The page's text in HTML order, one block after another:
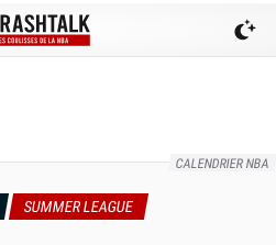
CALENDRIER NBA
SUMMER LEAGUE